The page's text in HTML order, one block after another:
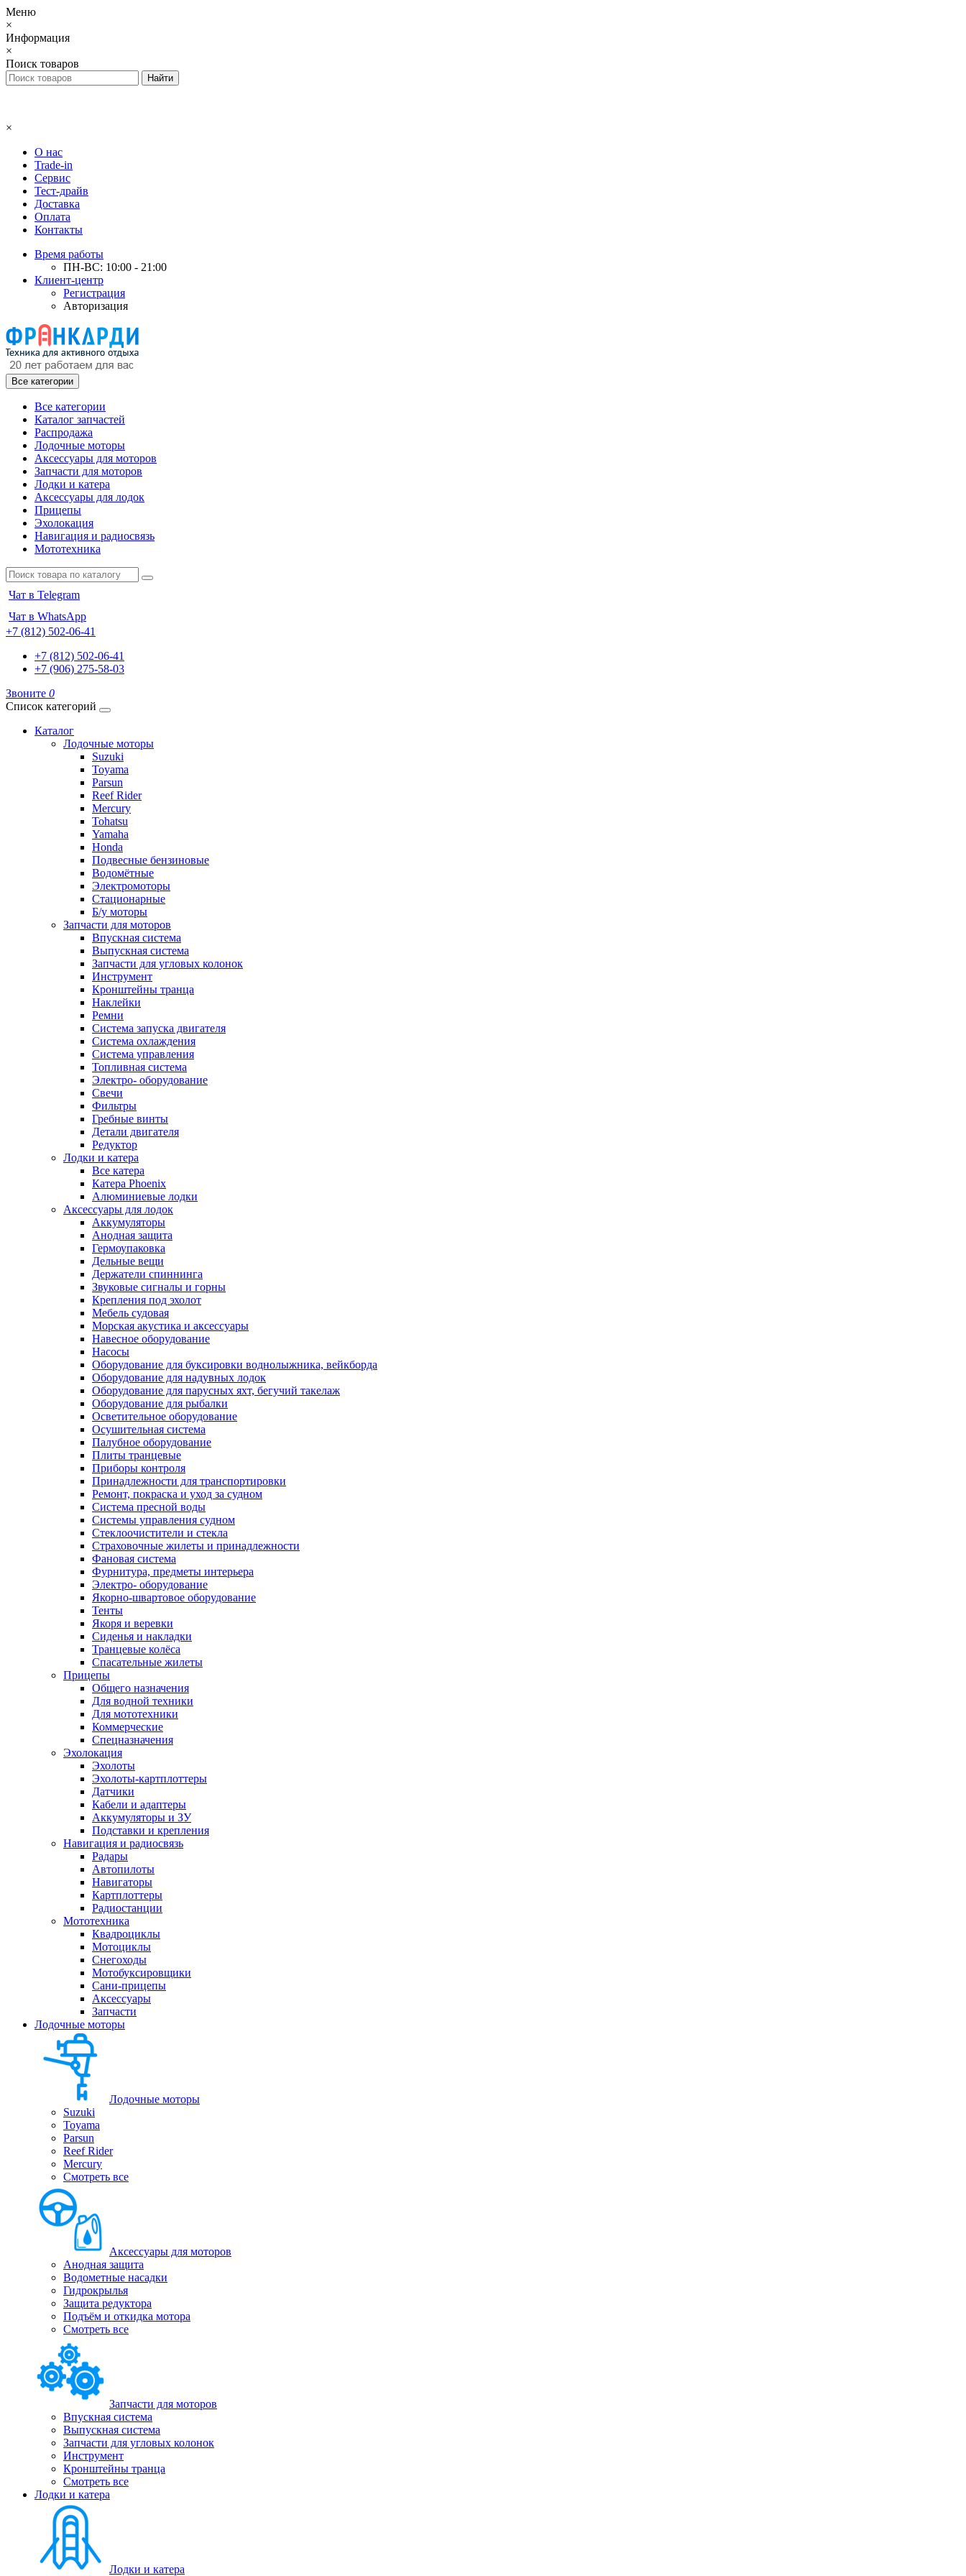
Меню
×
Информация
×
Поиск товаров
×
О нас
Trade-in
Сервис
Тест-драйв
Доставка
Оплата
Контакты
Время работы
ПН-ВС: 10:00 - 21:00
Клиент-центр
Регистрация
Авторизация
Все категории
Все категории
Каталог запчастей
Распродажа
Лодочные моторы
Аксессуары для моторов
Запчасти для моторов
Лодки и катера
Аксессуары для лодок
Прицепы
Эхолокация
Навигация и радиосвязь
Мототехника
Чат в Telegram
Чат в WhatsApp
+7 (812) 502-06-41
+7 (812) 502-06-41
+7 (906) 275-58-03
Звоните 0
Список категорий
Каталог
Лодочные моторы
Suzuki
Toyama
Parsun
Reef Rider
Mercury
Tohatsu
Yamaha
Honda
Подвесные бензиновые
Водомётные
Электромоторы
Стационарные
Б/у моторы
Запчасти для моторов
Впускная система
Выпускная система
Запчасти для угловых колонок
Инструмент
Кронштейны транца
Наклейки
Ремни
Система запуска двигателя
Система охлаждения
Система управления
Топливная система
Электро- оборудование
Свечи
Фильтры
Гребные винты
Детали двигателя
Редуктор
Лодки и катера
Все катера
Катера Phoenix
Алюминиевые лодки
Аксессуары для лодок
Аккумуляторы
Анодная защита
Гермоупаковка
Дельные вещи
Держатели спиннинга
Звуковые сигналы и горны
Крепления под эхолот
Мебель судовая
Морская акустика и аксессуары
Навесное оборудование
Насосы
Оборудование для буксировки воднолыжника, вейкборда
Оборудование для надувных лодок
Оборудование для парусных яхт, бегучий такелаж
Оборудование для рыбалки
Осветительное оборудование
Осушительная система
Палубное оборудование
Плиты транцевые
Приборы контроля
Принадлежности для транспортировки
Ремонт, покраска и уход за судном
Система пресной воды
Системы управления судном
Стеклоочистители и стекла
Страховочные жилеты и принадлежности
Фановая система
Фурнитура, предметы интерьера
Электро- оборудование
Якорно-швартовое оборудование
Тенты
Якоря и веревки
Сиденья и накладки
Транцевые колёса
Спасательные жилеты
Прицепы
Общего назначения
Для водной техники
Для мототехники
Коммерческие
Спецназначения
Эхолокация
Эхолоты
Эхолоты-картплоттеры
Датчики
Кабели и адаптеры
Аккумуляторы и ЗУ
Подставки и крепления
Навигация и радиосвязь
Радары
Автопилоты
Навигаторы
Картплоттеры
Радиостанции
Мототехника
Квадроциклы
Мотоциклы
Снегоходы
Мотобуксировщики
Сани-прицепы
Аксессуары
Запчасти
Лодочные моторы
Лодочные моторы
Suzuki
Toyama
Parsun
Reef Rider
Mercury
Смотреть все
Аксессуары для моторов
Анодная защита
Водометные насадки
Гидрокрылья
Защита редуктора
Подъём и откидка мотора
Смотреть все
Запчасти для моторов
Впускная система
Выпускная система
Запчасти для угловых колонок
Инструмент
Кронштейны транца
Смотреть все
Лодки и катера
Лодки и катера